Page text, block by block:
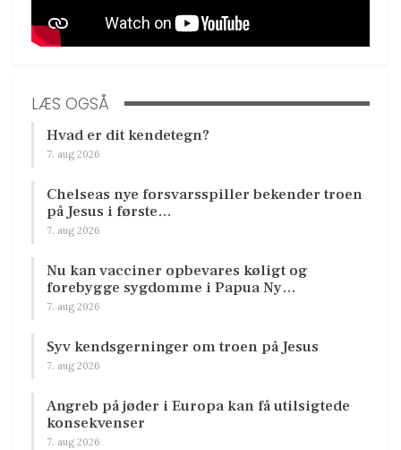
LÆS OGSÅ
Hvad er dit kendetegn?
7. aug 2026
Chelseas nye forsvarsspiller bekender troen
på Jesus i første…
7. aug 2026
Nu kan vacciner opbevares køligt og
forebygge sygdomme i Papua Ny…
7. aug 2026
Syv kendsgerninger om troen på Jesus
7. aug 2026
Angreb på jøder i Europa kan få utilsigtede
konsekvenser
7. aug 2026